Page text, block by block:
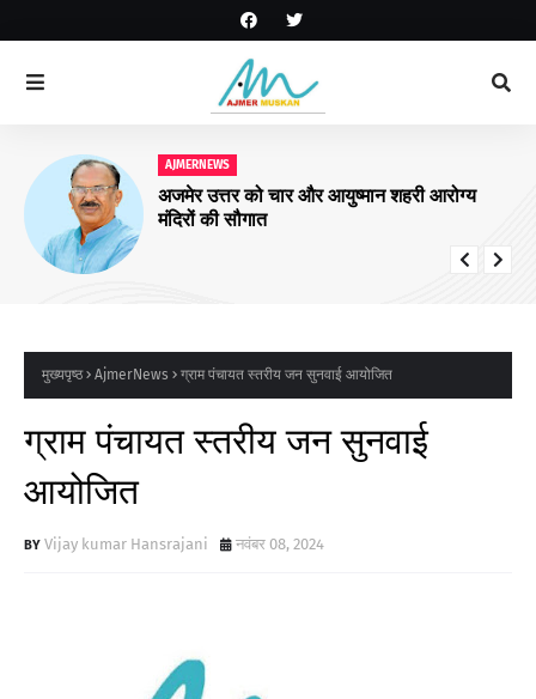
AJMERNEWS
अजमेर उत्तर को चार और आयुष्मान शहरी आरोग्य
मंदिरों की सौगात
मुख्यपृष्ठ AjmerNews ग्राम पंचायत स्तरीय जन सुनवाई आयोजित
ग्राम पंचायत स्तरीय जन सुनवाई
आयोजित
Vijay kumar Hansrajani नवंबर 08, 2024